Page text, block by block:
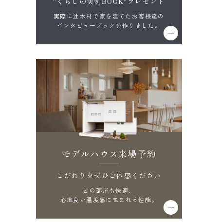
実際に辻木材で家を建てたお客様達の
インタビューブックを作りました。
モデルハウス来場予約
こだわりをぜひご体感ください
どの部屋も快適、
心地良い温度感に包まれる性能。